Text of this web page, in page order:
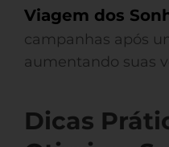
Viagem dos
campanhas após
aumentando suas
Dicas